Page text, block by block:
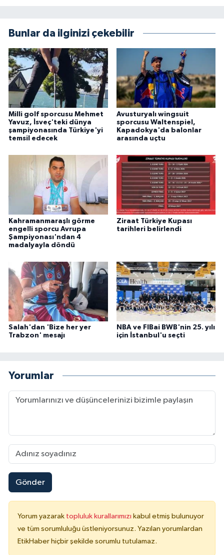
Bunlar da ilginizi çekebilir
Milli golf sporcusu Mehmet
Yavuz, İsveç'teki dünya
şampiyonasında Türkiye'yi
temsil edecek
Avusturyalı wingsuit
sporcusu Waltenspiel,
Kapadokya'da balonlar
arasında uçtu
Kahramanmaraşlı görme
engelli sporcu Avrupa
Şampiyonası'ndan 4
madalyayla döndü
Ziraat Türkiye Kupası
tarihleri belirlendi
Salah'dan 'Bize her yer
Trabzon' mesajı
NBA ve FIBai BWB'nin 25. yılı
için İstanbul'u seçti
Yorumlar
Gönder
Yorum yazarak topluluk kurallarımızı kabul etmiş bulunuyor
ve tüm sorumluluğu üstleniyorsunuz. Yazılan yorumlardan
EtikHaber hiçbir şekilde sorumlu tutulamaz.